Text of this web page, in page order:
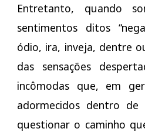
Entretanto, quando
sentimentos ditos
ódio, ira, inveja, dentre
das sensações
incômodas que, em
adormecidos dentro
questionar o caminho